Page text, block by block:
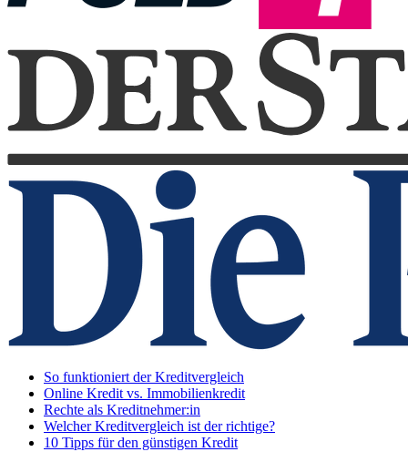
So funktioniert der Kreditvergleich
Online Kredit vs. Immobilienkredit
Rechte als Kreditnehmer:in
Welcher Kreditvergleich ist der richtige?
10 Tipps für den günstigen Kredit